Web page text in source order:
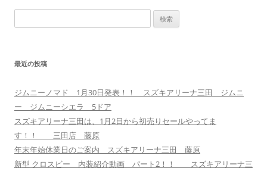
索:
最近の投稿
ジムニーノマド 1月30日発表！！ スズキアリーナ三田 ジムニ
ー ジムニーシエラ 5ドア
スズキアリーナ三田は、1月2日から初売りセールやってま
す！！ 三田店 藤原
年末年始休業日のご案内 スズキアリーナ三田 藤原
新型 クロスビー 内装紹介動画 パート2！！ スズキアリーナ三